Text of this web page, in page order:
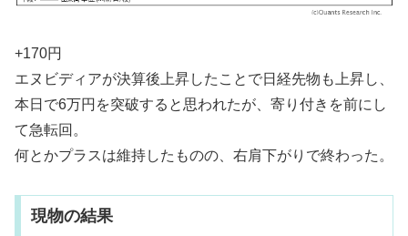
+170円
エヌビディアが決算後上昇したことで日経先物も上昇し、
本日で6万円を突破すると思われたが、寄り付きを前にし
て急転回。
何とかプラスは維持したものの、右肩下がりで終わった。
現物の結果